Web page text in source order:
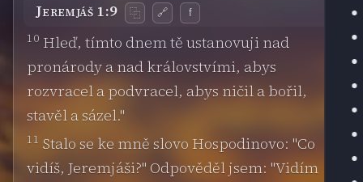
Jeremjáš 1:9 ⿻ 🔗 f
10 Hleď, tímto dnem tě ustanovuji nad
pronárody a nad královstvími, abys
rozvracel a podvracel, abys ničil a bořil,
stavěl a sázel."
11 Stalo se ke mně slovo Hospodinovo: "Co
vidíš, Jeremjáši?" Odpověděl jsem: "Vidím